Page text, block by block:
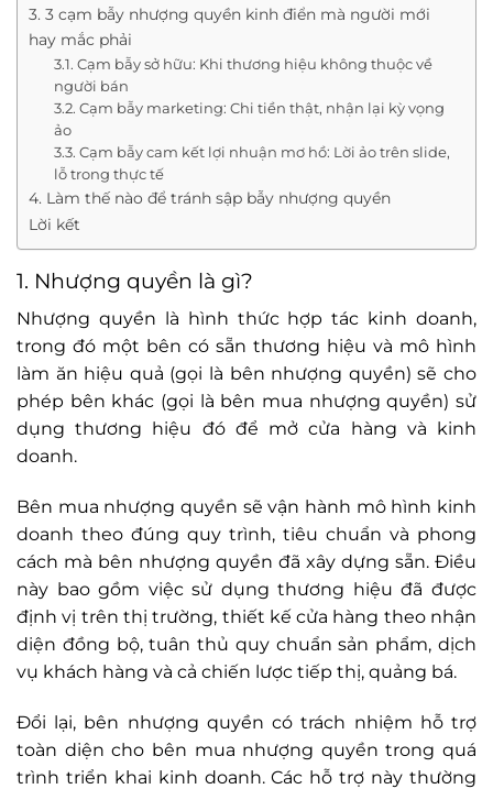
3. 3 cạm bẫy nhượng quyền kinh điển mà người mới
hay mắc phải
3.1. Cạm bẫy sở hữu: Khi thương hiệu không thuộc về
người bán
3.2. Cạm bẫy marketing: Chi tiền thật, nhận lại kỳ vọng
ảo
3.3. Cạm bẫy cam kết lợi nhuận mơ hồ: Lời ảo trên slide,
lỗ trong thực tế
4. Làm thế nào để tránh sập bẫy nhượng quyền
Lời kết
1. Nhượng quyền là gì?
Nhượng quyền là hình thức hợp tác kinh doanh,
trong đó một bên có sẵn thương hiệu và mô hình
làm ăn hiệu quả (gọi là bên nhượng quyền) sẽ cho
phép bên khác (gọi là bên mua nhượng quyền) sử
dụng thương hiệu đó để mở cửa hàng và kinh
doanh.
Bên mua nhượng quyền sẽ vận hành mô hình kinh
doanh theo đúng quy trình, tiêu chuẩn và phong
cách mà bên nhượng quyền đã xây dựng sẵn. Điều
này bao gồm việc sử dụng thương hiệu đã được
định vị trên thị trường, thiết kế cửa hàng theo nhận
diện đồng bộ, tuân thủ quy chuẩn sản phẩm, dịch
vụ khách hàng và cả chiến lược tiếp thị, quảng bá.
Đổi lại, bên nhượng quyền có trách nhiệm hỗ trợ
toàn diện cho bên mua nhượng quyền trong quá
trình triển khai kinh doanh. Các hỗ trợ này thường